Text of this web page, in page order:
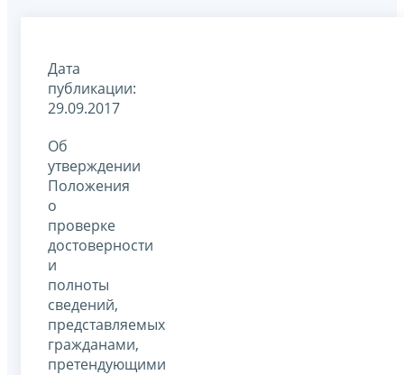
Дата
публикации:
29.09.2017
Об
утверждении
Положения
о
проверке
достоверности
и
полноты
сведений,
представляемых
гражданами,
претендующими